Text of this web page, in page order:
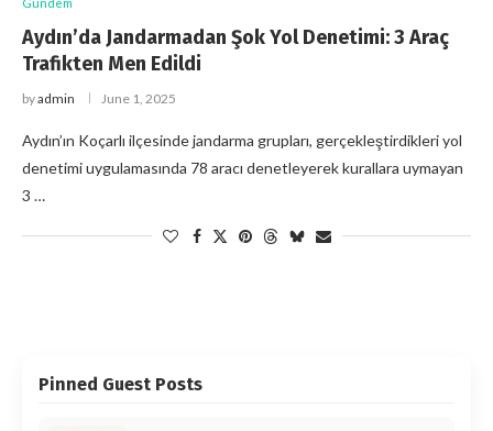
Aydın’da Jandarmadan Şok Yol Denetimi: 3 Araç
Trafikten Men Edildi
byadmin June 1, 2025
Aydın’ın Koçarlı ilçesinde jandarma grupları, gerçekleştirdikleri yol
denetimi uygulamasında 78 aracı denetleyerek kurallara uymayan
3 …
Pinned Guest Posts